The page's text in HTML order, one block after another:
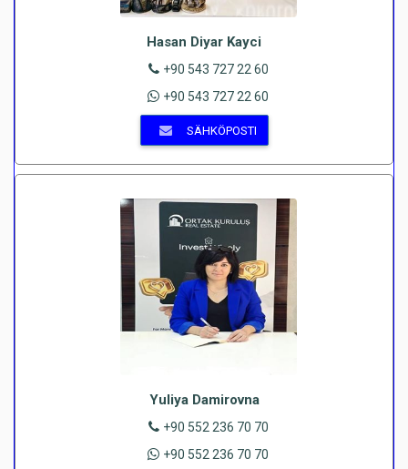
Hasan Diyar Kayci
+90 543 727 22 60
+90 543 727 22 60
SÄHKÖPOSTI
Yuliya Damirovna
+90 552 236 70 70
+90 552 236 70 70